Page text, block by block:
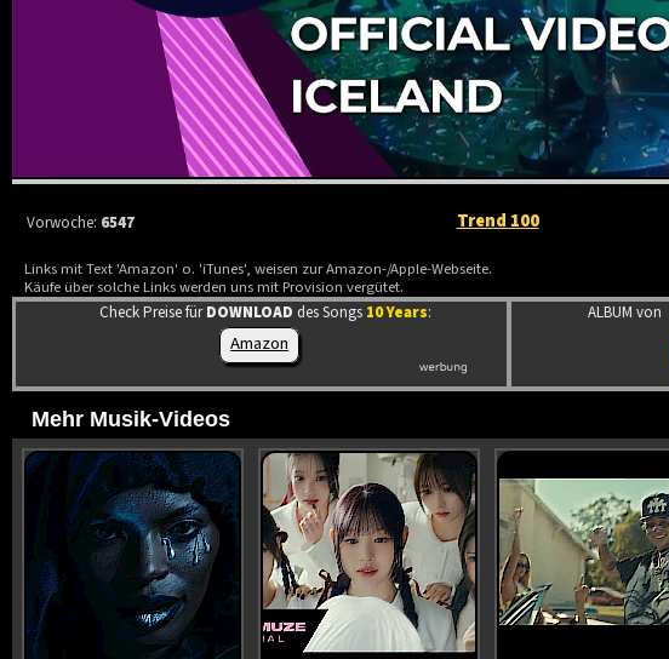
Vorwoche: 6547 Trend 100
Links mit Text 'Amazon' o. 'iTunes', weisen zur Amazon-/Apple-Webseite.
Käufe über solche Links werden uns mit Provision vergütet.
Check Preise fürDOWNLOAD des Songs 10 Years:
Amazon
ALBUM von
Mehr Musik-Videos